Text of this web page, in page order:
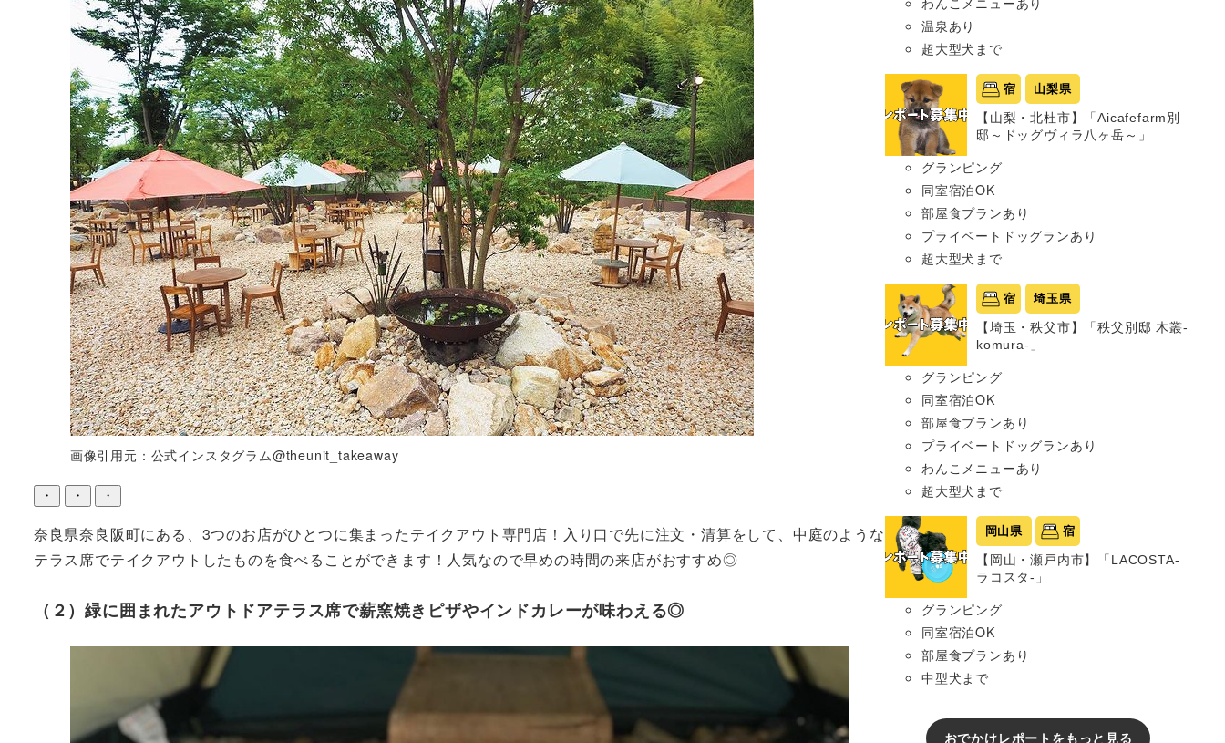
画像引用元：公式インスタグラム@theunit_takeaway
・ ・ ・
奈良県奈良阪町にある、3つのお店がひとつに集まったテイクアウト専門店！入り口で先に注文・清算をして、中庭のような
テラス席でテイクアウトしたものを食べることができます！人気なので早めの時間の来店がおすすめ◎
（２）緑に囲まれたアウトドアテラス席で薪窯焼きピザやインドカレーが味わえる◎
温泉あり
超大型犬まで
宿 山梨県
【山梨・北杜市】「Aicafefarm別
邸～ドッグヴィラ八ヶ岳～」
グランピング
同室宿泊OK
部屋食プランあり
プライベートドッグランあり
超大型犬まで
宿 埼玉県
【埼玉・秩父市】「秩父別邸 木叢-
komura-」
グランピング
同室宿泊OK
部屋食プランあり
プライベートドッグランあり
わんこメニューあり
超大型犬まで
岡山県 宿
【岡山・瀬戸内市】「LACOSTA-
ラコスタ-」
グランピング
同室宿泊OK
部屋食プランあり
中型犬まで
おでかけレポートをもっと見る